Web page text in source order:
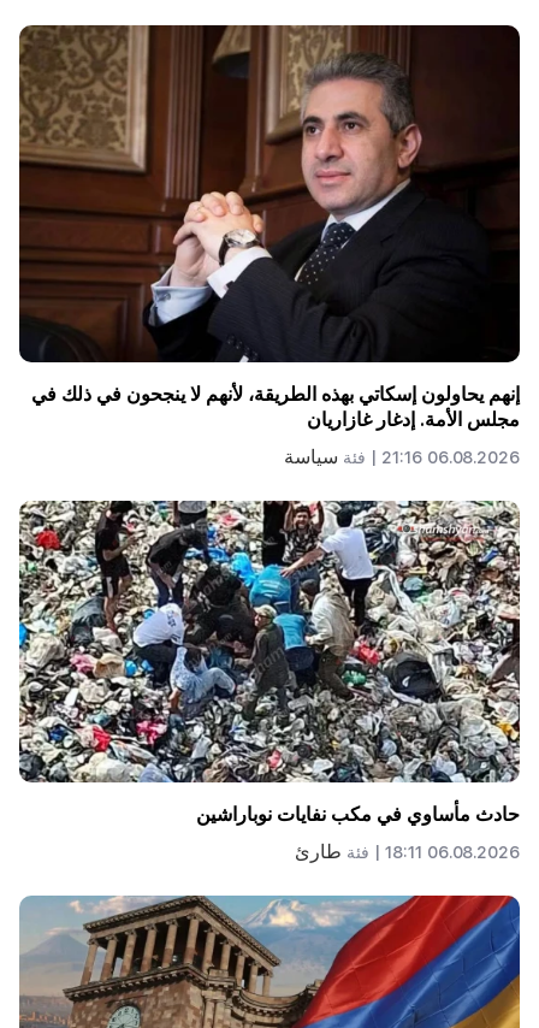
إنهم يحاولون إسكاتي بهذه الطريقة، لأنهم لا ينجحون في ذلك في
مجلس الأمة. إدغار غازاريان
06.08.2026 21:16 | فئة سياسة
حادث مأساوي في مكب نفايات نوباراشين
06.08.2026 18:11 | فئة طارئ